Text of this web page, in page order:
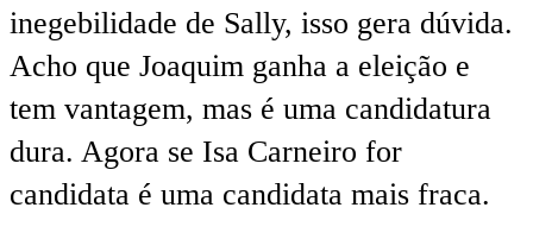
inegebilidade de Sally, isso gera dúvida.
Acho que Joaquim ganha a eleição e
tem vantagem, mas é uma candidatura
dura. Agora se Isa Carneiro for
candidata é uma candidata mais fraca.